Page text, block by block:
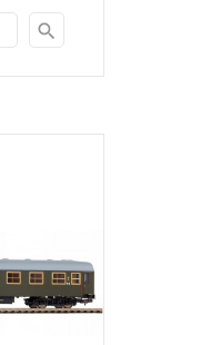
search